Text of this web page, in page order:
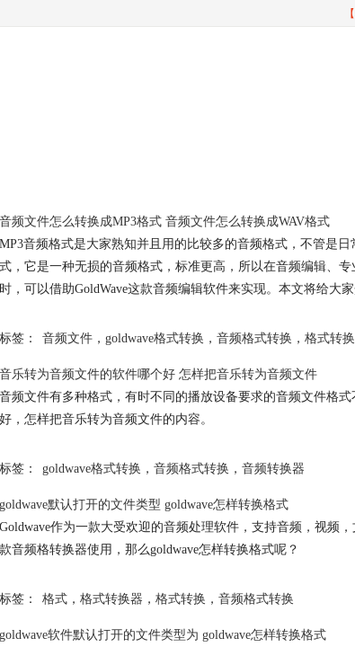
音频文件怎么转换成MP3格式 音频文件怎么转换成WAV格式
MP3音频格式是大家熟知并且用的比较多的音频格式，不管是
式，它是一种无损的音频格式，标准更高，所以在音频编辑、
时，可以借助GoldWave这款音频编辑软件来实现。本文将给大
标签： 音频文件 ，goldwave格式转换 ，音频格式转换 ，格式转换
音乐转为音频文件的软件哪个好 怎样把音乐转为音频文件
音频文件有多种格式，有时不同的播放设备要求的音频文件格
好，怎样把音乐转为音频文件的内容。
标签： goldwave格式转换 ，音频格式转换 ，音频转换器
goldwave默认打开的文件类型 goldwave怎样转换格式
Goldwave作为一款大受欢迎的音频处理软件，支持音频，视频
款音频格转换器使用，那么goldwave怎样转换格式呢？
标签： 格式 ，格式转换器 ，格式转换 ，音频格式转换
goldwave软件默认打开的文件类型为 goldwave怎样转换格式